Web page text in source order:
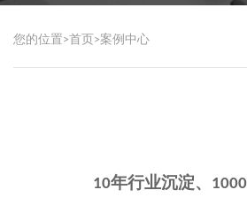
您的位置>首页 >案例中心
10年行业沉淀、